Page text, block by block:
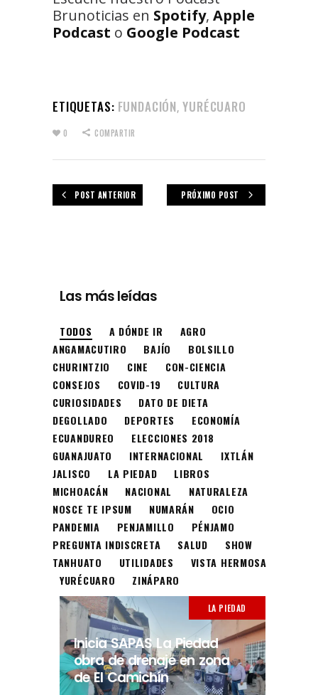
Brunoticias en Spotify, Apple
Podcast o Google Podcast
ETIQUETAS: FUNDACIÓN, YURÉCUARO
0 COMPARTIR
POST ANTERIOR PRÓXIMO POST
Las más leídas
TODOS A DÓNDE IR
AGRO
ANGAMACUTIRO
BAJÍO
BOLSILLO
CHURINTZIO
CINE
CON-CIENCIA
CONSEJOS
COVID-19
CULTURA
CURIOSIDADES
DATO DE DIETA
DEGOLLADO
DEPORTES
ECONOMÍA
ECUANDUREO
ELECCIONES 2018
GUANAJUATO
INTERNACIONAL
IXTLÁN
JALISCO
LA PIEDAD
LIBROS
MICHOACÁN
NACIONAL
NATURALEZA
NOSCE TE IPSUM
NUMARÁN
OCIO
PANDEMIA
PENJAMILLO
PÉNJAMO
PREGUNTA INDISCRETA
SALUD
SHOW
TANHUATO
UTILIDADES
VISTA HERMOSA
YURÉCUARO
ZINÁPARO
LA PIEDAD
Inicia SAPAS La Piedad
obra de drenaje en zona
de El Camichín